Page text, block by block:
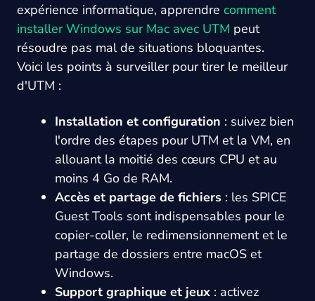
expérience informatique, apprendre comment
installer Windows sur Mac avec UTM peut
résoudre pas mal de situations bloquantes.
Voici les points à surveiller pour tirer le meilleur
d'UTM :
Installation et configuration : suivez bien
l'ordre des étapes pour UTM et la VM, en
allouant la moitié des cœurs CPU et au
moins 4 Go de RAM.
Accès et partage de fichiers : les SPICE
Guest Tools sont indispensables pour le
copier-coller, le redimensionnement et le
partage de dossiers entre macOS et
Windows.
Support graphique et jeux : activez